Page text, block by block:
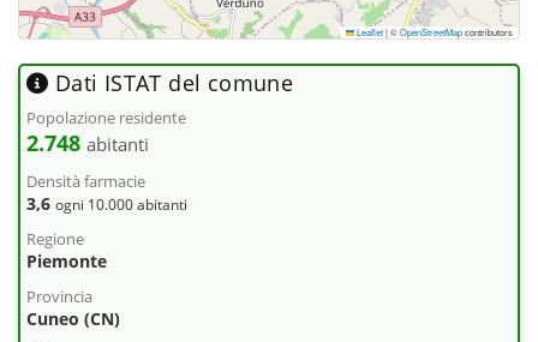
Leaflet|©OpenStreetMapcontributors
Dati ISTAT del comune
Popolazione residente
2.748 abitanti
Densità farmacie
3,6 ogni 10.000 abitanti
Regione
Piemonte
Provincia
Cuneo (CN)